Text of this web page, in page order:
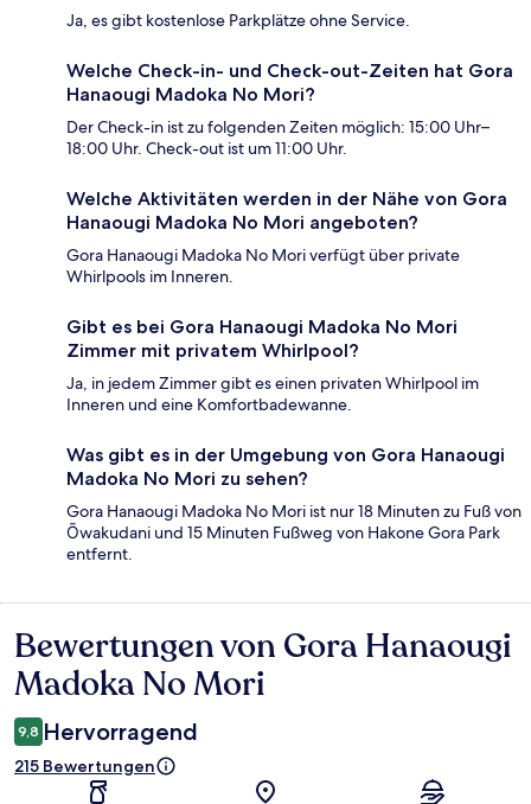
Ja, es gibt kostenlose Parkplätze ohne Service.
Welche Check-in- und Check-out-Zeiten hat Gora
Hanaougi Madoka No Mori?
Der Check-in ist zu folgenden Zeiten möglich: 15:00 Uhr–
18:00 Uhr. Check-out ist um 11:00 Uhr.
Welche Aktivitäten werden in der Nähe von Gora
Hanaougi Madoka No Mori angeboten?
Gora Hanaougi Madoka No Mori verfügt über private
Whirlpools im Inneren.
Gibt es bei Gora Hanaougi Madoka No Mori
Zimmer mit privatem Whirlpool?
Ja, in jedem Zimmer gibt es einen privaten Whirlpool im
Inneren und eine Komfortbadewanne.
Was gibt es in der Umgebung von Gora Hanaougi
Madoka No Mori zu sehen?
Gora Hanaougi Madoka No Mori ist nur 18 Minuten zu Fuß von
Ōwakudani und 15 Minuten Fußweg von Hakone Gora Park
entfernt.
Bewertungen
Bewertungen von Gora Hanaougi
Madoka No Mori
9,8 Hervorragend
215 Bewertungen